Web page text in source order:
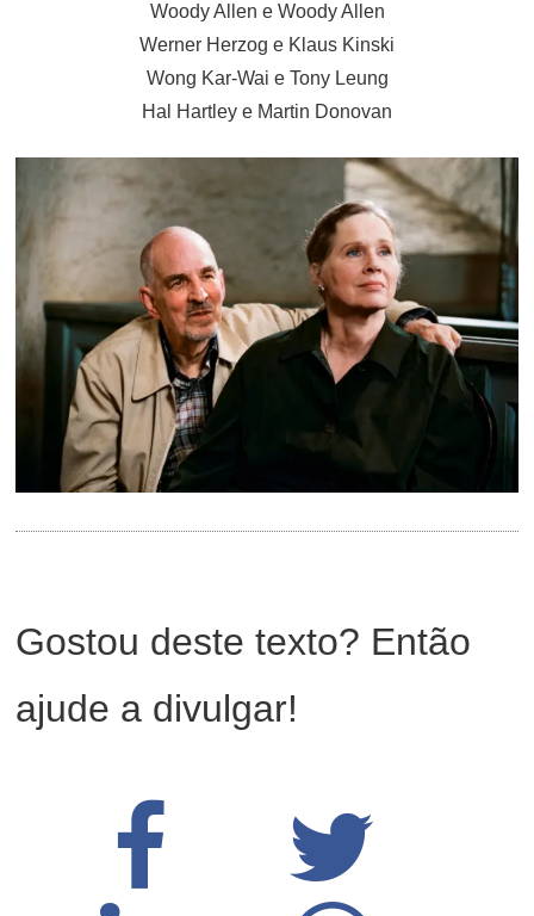
Woody Allen e Woody Allen
Werner Herzog e Klaus Kinski
Wong Kar-Wai e Tony Leung
Hal Hartley e Martin Donovan
Gostou deste texto? Então
ajude a divulgar!